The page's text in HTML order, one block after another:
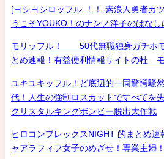
[ヨシヨシロッフル-！！-素浪人勇者カ
うこそYOUKO！のナンノ洋子のはなし
モリッフル！ 50代無職独身ガチホモ
とめ速報！有益便利情報サイトの杜
ユキユキッフル！ど底辺的一同驚愕騒
代！人生の強制ロスカットですべてを
クリスタルキングボンビー脱出大作戦
ヒロコンプレックスNIGHT 的まとめ
ャアラフィフ女子のめざせ！専業主婦